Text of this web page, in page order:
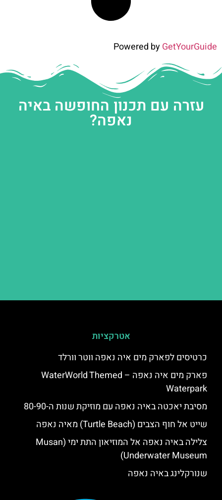
Powered byGetYourGuide
עזרה עם תכנון החופשה באיה
נאפה?
אטרקציות
כרטיסים לפארק מים איה נאפה ווטר וורלד
פארק מים איה נאפה – ‪‪WaterWorld Themed
Waterpark‬‬
מסיבת יאכטה באיה נאפה עם מוזיקת שנות ה-80-90
שייט אל חוף הצבים (Turtle Beach) מאיה נאפה
צלילה באיה נאפה אל המוזיאון התת ימי (Musan
Underwater Museum)
שנורקלינג באיה נאפה